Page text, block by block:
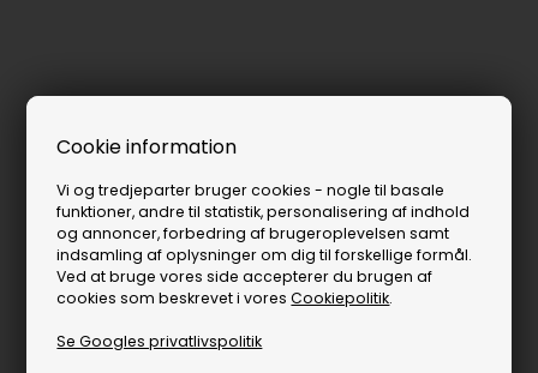
Cookie information
Vi og tredjeparter bruger cookies - nogle til basale
funktioner, andre til statistik, personalisering af indhold
og annoncer, forbedring af brugeroplevelsen samt
indsamling af oplysninger om dig til forskellige formål.
Ved at bruge vores side accepterer du brugen af
cookies som beskrevet i voresCookiepolitik.
Se Googles privatlivspolitik